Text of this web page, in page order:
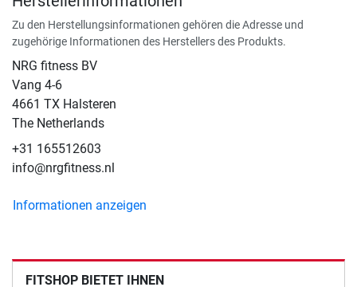
Zu den Herstellungsinformationen gehören die Adresse und
zugehörige Informationen des Herstellers des Produkts.
NRG fitness BV
Vang 4-6
4661 TX Halsteren
The Netherlands
+31 165512603
info@nrgfitness.nl
Informationen anzeigen
FITSHOP BIETET IHNEN